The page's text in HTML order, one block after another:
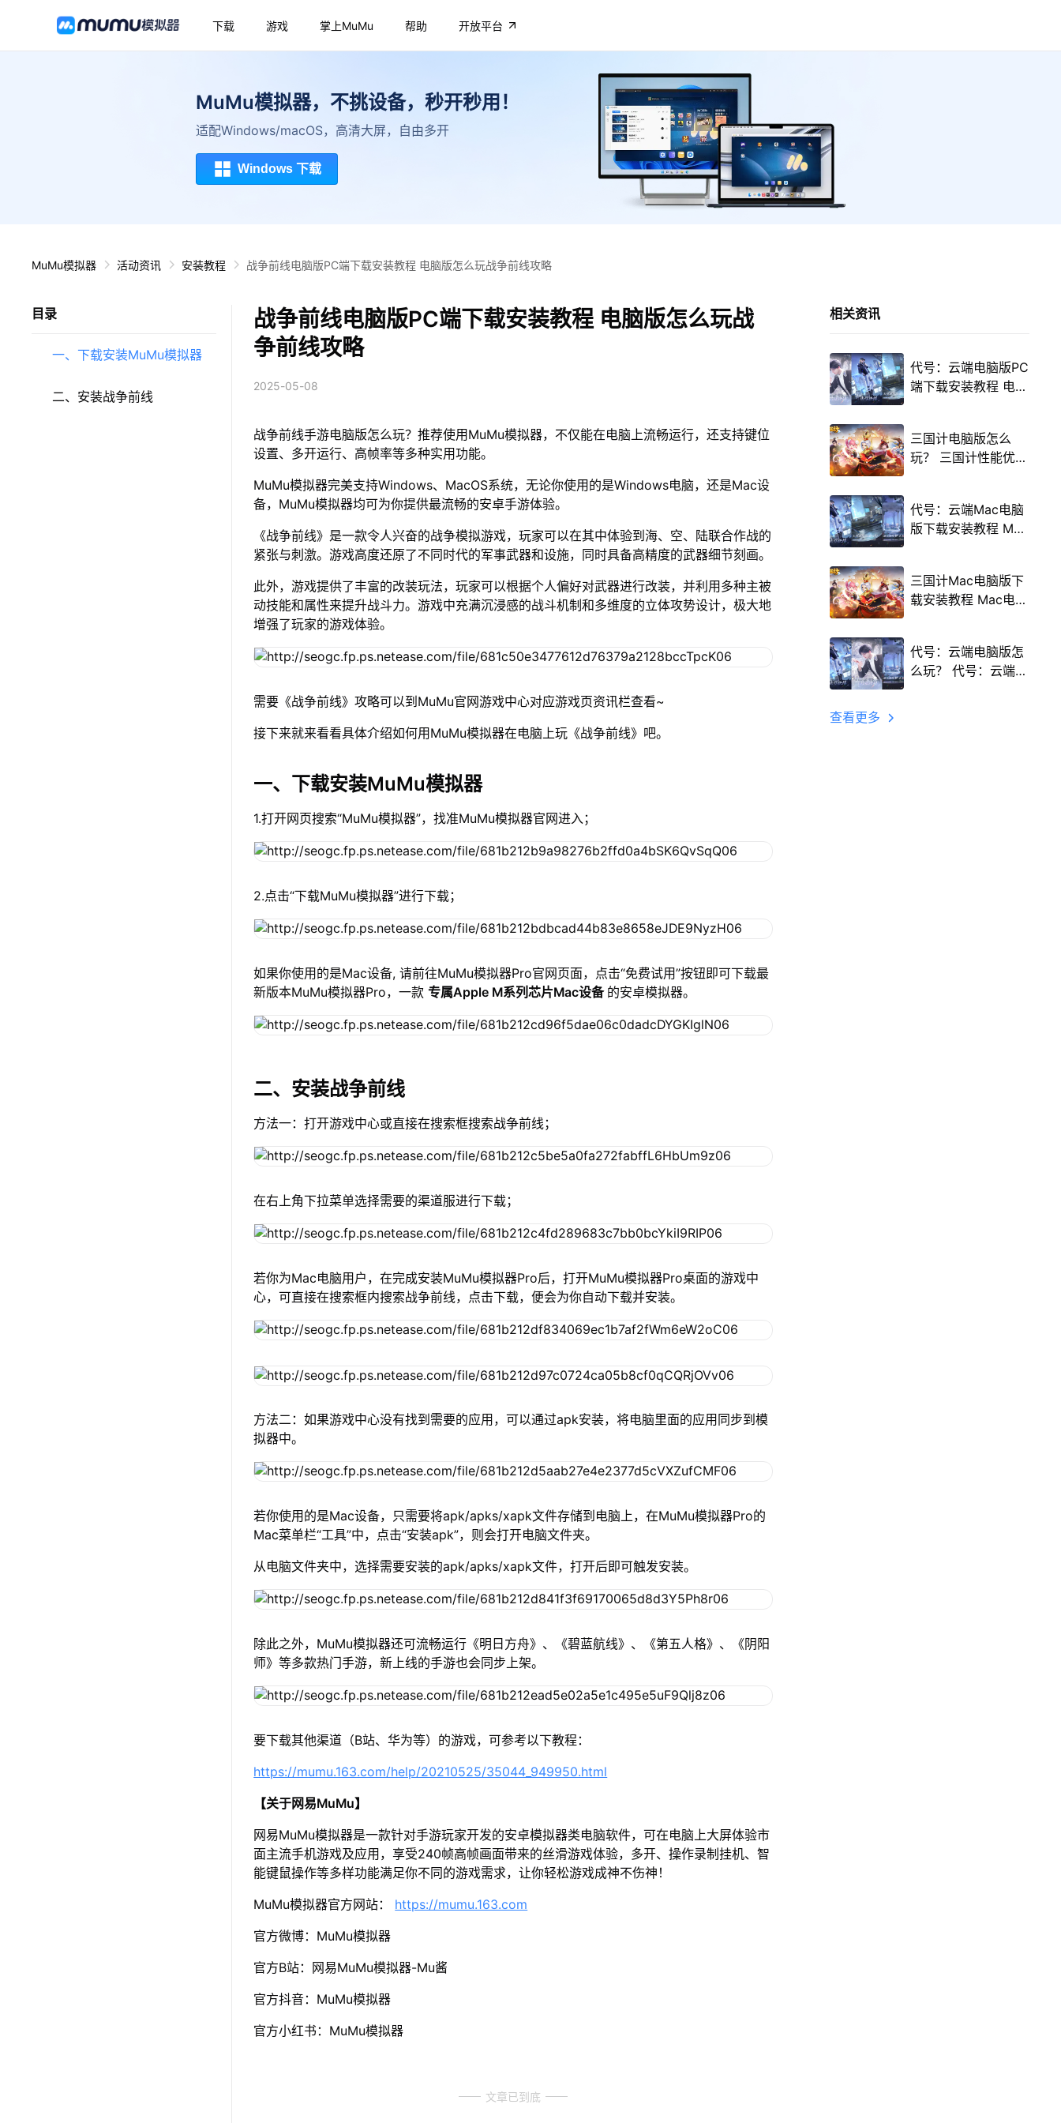
下载 游戏 掌上MuMu 帮助 开放平台
MuMu模拟器，不挑设备，秒开秒用！
适配Windows/macOS，高清大屏，自由多开
Windows 下载
MuMu模拟器 活动资讯 安装教程 战争前线电脑版PC端下载安装教程 电脑版怎么玩战争前线攻略
目录
一、下载安装MuMu模拟器
二、安装战争前线
战争前线电脑版PC端下载安装教程 电脑版怎么玩战
争前线攻略
2025-05-08
战争前线手游电脑版怎么玩？推荐使用MuMu模拟器，不仅能在电脑上流畅运行，还支持键位
设置、多开运行、高帧率等多种实用功能。
MuMu模拟器完美支持Windows、MacOS系统，无论你使用的是Windows电脑，还是Mac设
备，MuMu模拟器均可为你提供最流畅的安卓手游体验。
《战争前线》是一款令人兴奋的战争模拟游戏，玩家可以在其中体验到海、空、陆联合作战的
紧张与刺激。游戏高度还原了不同时代的军事武器和设施，同时具备高精度的武器细节刻画。
此外，游戏提供了丰富的改装玩法，玩家可以根据个人偏好对武器进行改装，并利用多种主被
动技能和属性来提升战斗力。游戏中充满沉浸感的战斗机制和多维度的立体攻势设计，极大地
增强了玩家的游戏体验。
需要《战争前线》攻略可以到MuMu官网游戏中心对应游戏页资讯栏查看~
接下来就来看看具体介绍如何用MuMu模拟器在电脑上玩《战争前线》吧。
一、下载安装MuMu模拟器
1.打开网页搜索“MuMu模拟器”，找准MuMu模拟器官网进入；
2.点击“下载MuMu模拟器”进行下载；
如果你使用的是Mac设备, 请前往MuMu模拟器Pro官网页面，点击“免费试用”按钮即可下载最
新版本MuMu模拟器Pro，一款专属Apple M系列芯片Mac设备 的安卓模拟器。
二、安装战争前线
方法一：打开游戏中心或直接在搜索框搜索战争前线；
在右上角下拉菜单选择需要的渠道服进行下载；
若你为Mac电脑用户，在完成安装MuMu模拟器Pro后，打开MuMu模拟器Pro桌面的游戏中
心，可直接在搜索框内搜索战争前线，点击下载，便会为你自动下载并安装。
方法二：如果游戏中心没有找到需要的应用，可以通过apk安装，将电脑里面的应用同步到模
拟器中。
若你使用的是Mac设备，只需要将apk/apks/xapk文件存储到电脑上，在MuMu模拟器Pro的
Mac菜单栏“工具”中，点击“安装apk”，则会打开电脑文件夹。
从电脑文件夹中，选择需要安装的apk/apks/xapk文件，打开后即可触发安装。
除此之外，MuMu模拟器还可流畅运行《明日方舟》、《碧蓝航线》、《第五人格》、《阴阳
师》等多款热门手游，新上线的手游也会同步上架。
要下载其他渠道（B站、华为等）的游戏，可参考以下教程：
https://mumu.163.com/help/20210525/35044_949950.html
【关于网易MuMu】
网易MuMu模拟器是一款针对手游玩家开发的安卓模拟器类电脑软件，可在电脑上大屏体验市
面主流手机游戏及应用，享受240帧高帧画面带来的丝滑游戏体验，多开、操作录制挂机、智
能键鼠操作等多样功能满足你不同的游戏需求，让你轻松游戏成神不伤神！
MuMu模拟器官方网站： https://mumu.163.com
官方微博：MuMu模拟器
官方B站：网易MuMu模拟器-Mu酱
官方抖音：MuMu模拟器
官方小红书：MuMu模拟器
文章已到底
相关资讯
代号：云端电脑版PC
端下载安装教程 电脑
三国计电脑版怎么
玩？ 三国计性能优化
程
代号：云端Mac电脑
版下载安装教程 Mac
三国计Mac电脑版下
载安装教程 Mac电脑
代号：云端电脑版怎
么玩？ 代号：云端性
查看更多